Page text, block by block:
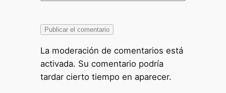
La moderación de comentarios está
activada. Su comentario podría
tardar cierto tiempo en aparecer.